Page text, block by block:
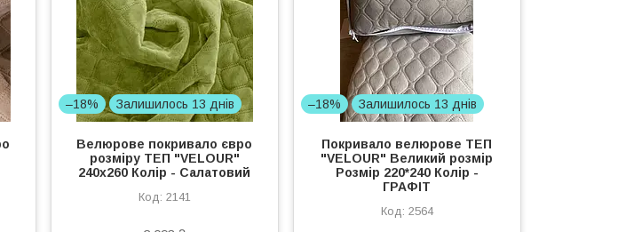
–18% Залишилось 13 днів
Велюрове покривало євро
розміру ТЕП "VELOUR"
240x260 Колір - Салатовий
2141
–18% Залишилось 13 днів
Покривало велюрове ТЕП
"VELOUR" Великий розмір
Розмір 220*240 Колір -
ГРАФІТ
2564